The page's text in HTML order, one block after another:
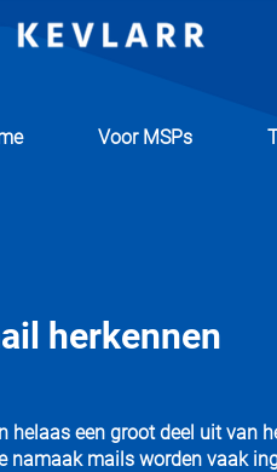
Voor MSPs
herkennen
helaas een groot deel uit van
namaak mails worden vaak